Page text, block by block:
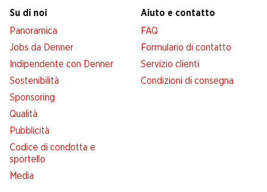
Su di noi
Panoramica
Jobs da Denner
Indipendente con Denner
Sostenibilità
Sponsoring
Qualità
Pubblicità
Codice di condotta e
sportello
Media
Aiuto e contatto
FAQ
Formulario di contatto
Servizio clienti
Condizioni di consegna